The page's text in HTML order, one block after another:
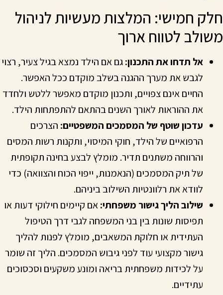
חלק חמישי: המלצות מעשיות לניהול
משולב לטווח ארוך
אל תדחו את התכנון:גם אם הילד נמצא בגיל צעיר, רצוי
לגבש את מערך ההגנה בשלב מוקדם ככל האפשר.
החיים אינם צפויים, ותכנון מוקדם מאפשר ללטש ולחדד
את ההוראות לאורך השנים בהתאם להתפתחות הילד.
עדכון שוטף של המסמכים המשפטיים: הצרכים
הרפואיים של הילד, חוקי המיסוי, ותקנות רשות המסים
והרווחה משתנים תדיר. מומלץ לבצע בחינה תקופתית
של תיק המסמכים (הנאמנות, ייפוי הכוח והצוואה) כדי
לוודא את רלוונטיות השילוב ביניהם.
שילוב הליךגישור משפחתי:אם קיימים חילוקי דעות או
תפיסות שונות בין בני המשפחה לגבי דרך הטיפול
העתידית או חלוקת המשאבים, מומלץ לפנות להליך
גישור מקצועי עוד לפני גיבוש המסמכים. הליך זה שומר
על לכידות משפחתית בריאה ומונע משקעים וסכסוכים
עתידיים.